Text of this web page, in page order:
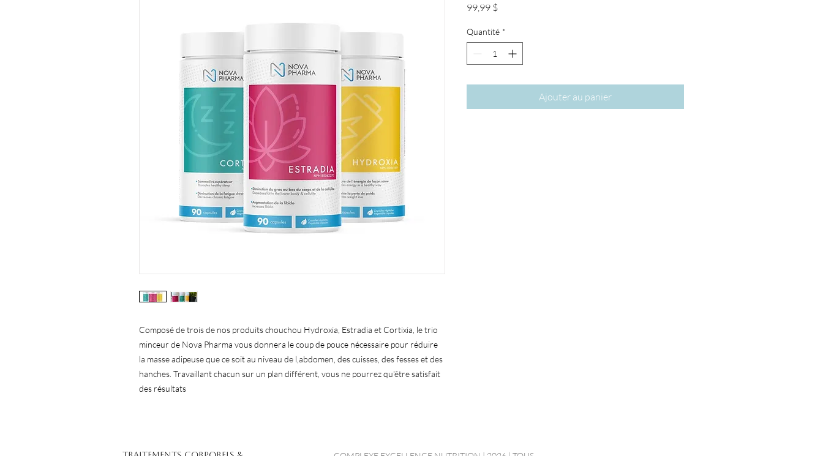
Composé de trois de nos produits chouchou Hydroxia, Estradia et Cortixia, le trio
minceur de Nova Pharma vous donnera le coup de pouce nécessaire pour réduire
la masse adipeuse que ce soit au niveau de l,abdomen, des cuisses, des fesses et des
hanches. Travaillant chacun sur un plan différent, vous ne pourrez qu'être satisfait
des résultats
99,99 $Prix
Quantité *
Ajouter au panier